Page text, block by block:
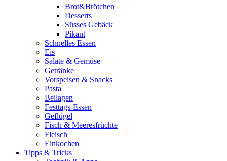
Brot&Brötchen
Desserts
Süsses Gebäck
Pikant
Schnelles Essen
Eis
Salate & Gemüse
Getränke
Vorspeisen & Snacks
Pasta
Beilagen
Festtags-Essen
Geflügel
Fisch & Meeresfrüchte
Fleisch
Einkochen
Tipps & Tricks